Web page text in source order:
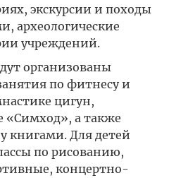
экскурсии и походы
археологические
учреждений.
организованы
по фитнесу и
цигун,
«Симход», а также
книгами. Для детей
по рисованию,
концертно-